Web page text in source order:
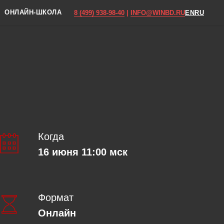
ОНЛАЙН-ШКОЛА 8 (499) 938-98-40 | INFO@WINBD.RUEN RU
Когда
16 июня 11:00 мск
Формат
Онлайн